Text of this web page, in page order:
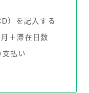
）を記入する
＋滞在日数
払い